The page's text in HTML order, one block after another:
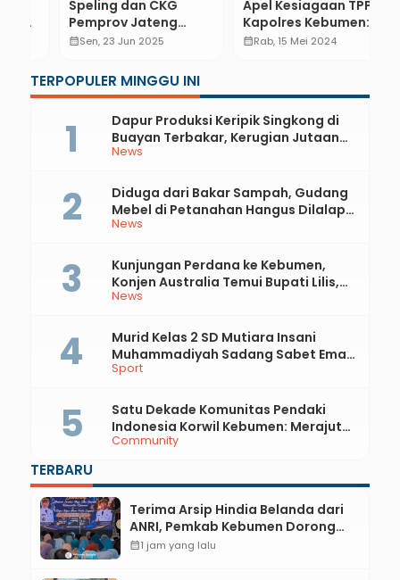
Apel Kesiagaan TPPK,
Kapolres Kebumen:
Butuh Sinergi
Hilangkan Kekerasan
di Satuan Pendidikan
Rab, 15 Mei 2024
Lima Fakta Konser
Iwan Fals di Malam
Penutupan Kebumen
TERPOPULER MINGGU INI
News
Dapur Produksi Keripik Singkong di
Buayan Terbakar, Kerugian Jutaan
Rupiah
News
Diduga dari Bakar Sampah, Gudang
Mebel di Petanahan Hangus Dilalap
Api
News
Kunjungan Perdana ke Kebumen,
Konjen Australia Temui Bupati Lilis,
Ini yang Dibahas
Sport
Murid Kelas 2 SD Mutiara Insani
Muhammadiyah Sadang Sabet Emas
dan Perak di Kejurda Tapak Suci
Community
Satu Dekade Komunitas Pendaki
Indonesia Korwil Kebumen: Merajut
Persahabatan, Merawat Cinta Alam
TERBARU
Terima Arsip Hindia Belanda dari
ANRI, Pemkab Kebumen Dorong
Integrasi Sejarah, Geopark, dan
calendar_month1 jam yang lalu